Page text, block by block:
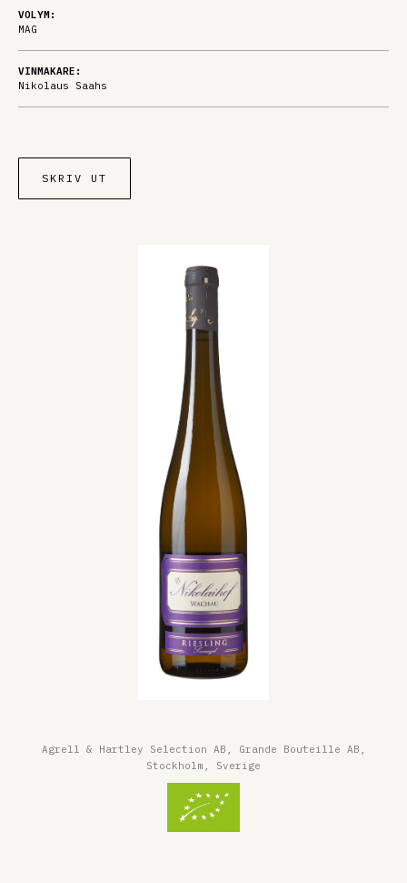
VOLYM:
MAG
VINMAKARE:
Nikolaus Saahs
SKRIV UT
Agrell & Hartley Selection AB, Grande Bouteille AB,
Stockholm, Sverige